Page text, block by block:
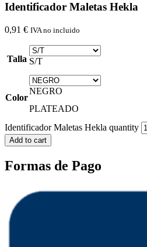
Identificador Maletas Hekla
0,91 € IVA no incluido
Talla S/T
Color
NEGRO
PLATEADO
Identificador Maletas Hekla quantity
Add to cart
Formas de Pago